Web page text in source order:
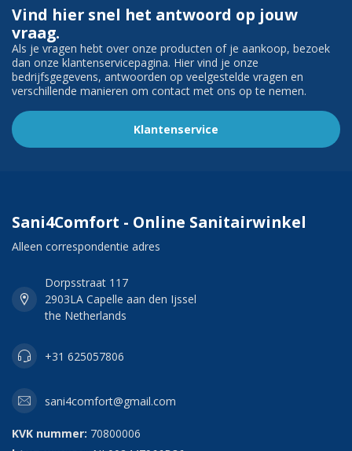
Vind hier snel het antwoord op jouw
vraag.
Als je vragen hebt over onze producten of je aankoop, bezoek
dan onze klantenservicepagina. Hier vind je onze
bedrijfsgegevens, antwoorden op veelgestelde vragen en
verschillende manieren om contact met ons op te nemen.
Klantenservice
Sani4Comfort - Online Sanitairwinkel
Alleen correspondentie adres
Dorpsstraat 117
2903LA Capelle aan den Ijssel
the Netherlands
+31 625057806
sani4comfort@gmail.com
KVK nummer: 70800006